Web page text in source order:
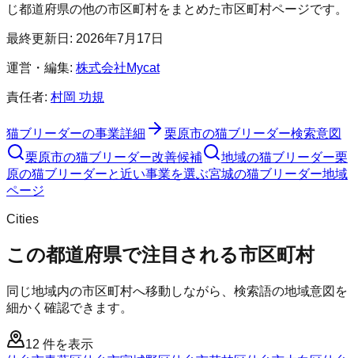
じ都道府県の他の市区町村をまとめた市区町村ページです。
最終更新日: 2026年7月17日
運営・編集: 株式会社Mycat
責任者: 村岡 功規
猫ブリーダーの事業詳細 栗原市の猫ブリーダー検索意図
栗原市の猫ブリーダー改善候補 地域の猫ブリーダー栗
原の猫ブリーダーと近い事業を選ぶ宮城の猫ブリーダー地域
ページ
Cities
この都道府県で注目される市区町村
同じ地域内の市区町村へ移動しながら、検索語の地域意図を
細かく確認できます。
12 件を表示